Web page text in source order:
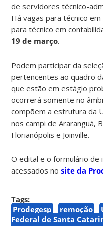
de servidores técnico-
Há vagas para técnico
para técnico em
19 de março.
Podem participar da
pertencentes ao quadro
que estão em estágio
ocorrerá somente no
compõem a estrutura da
nos campi de Araranguá,
Florianópolis e Joinville.
O edital e o formulário de
acessados nosite da
Tags:
Prodegesp
remoção
Federal de Santa